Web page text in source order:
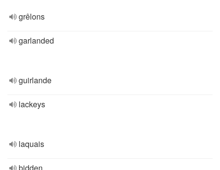
grêlons
garlanded
guirlande
lackeys
laquais